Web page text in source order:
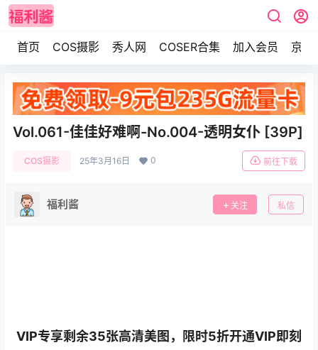
首页 COS摄影 秀人网 COSER合集 加入会员 京东
Vol.061-佳佳好难啊-No.004-透明女仆 [39P]
COS摄影 25年3月16日 0 前往下载
福利酱 关注 私信
VIP专享剩余35张高清美图，限时5折开通VIP即刻